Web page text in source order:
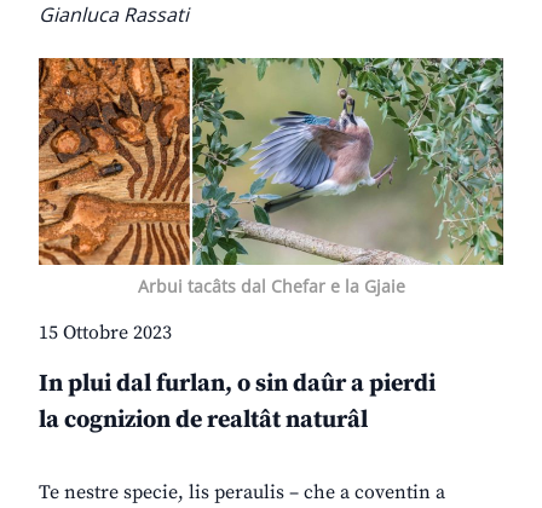
Gianluca Rassati
Arbui tacâts dal Chefar e la Gjaie
15 Ottobre 2023
In plui dal furlan, o sin daûr a pierdi
la cognizion de realtât naturâl
Te nestre specie, lis peraulis – che a coventin a